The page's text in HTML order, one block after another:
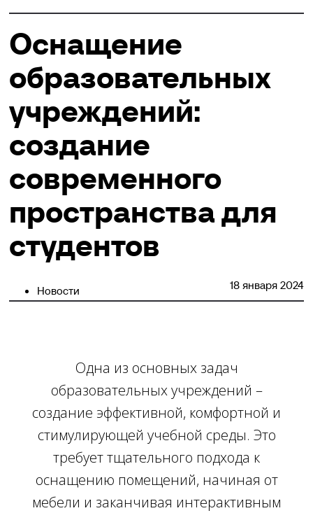
Оснащение
образовательных
учреждений:
создание
современного
пространства для
студентов
Новости 18 января 2024
Одна из основных задач
образовательных учреждений –
создание эффективной, комфортной и
стимулирующей учебной среды. Это
требует тщательного подхода к
оснащению помещений, начиная от
мебели и заканчивая интерактивным